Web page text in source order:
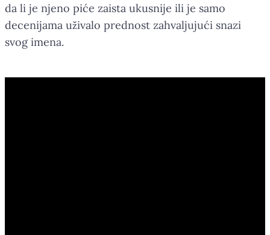
da li je njeno piće zaista ukusnije ili je samo
decenijama uživalo prednost zahvaljujući snazi
svog imena.